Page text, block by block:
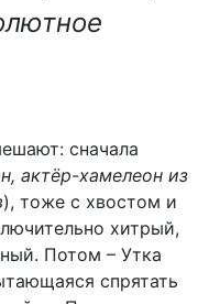
сначала
актёр-хамелеон из
), тоже с хвостом и
хитрый,
Потом – Утка
спрятать